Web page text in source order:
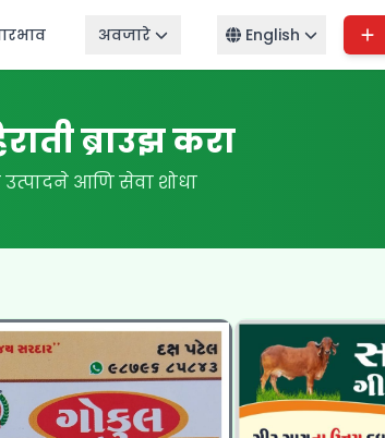
अवजारे English
ब्राउझ करा
उत्पादने आणि सेवा शोधा